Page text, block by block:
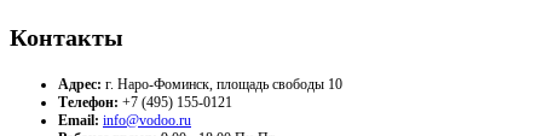
Контакты
Адрес: г. Наро-Фоминск, площадь свободы 10
Телефон: +7 (495) 155-0121
Email: info@vodoo.ru